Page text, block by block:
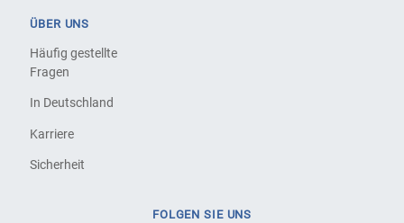
ÜBER UNS
Häufig gestellte
Fragen
In Deutschland
Karriere
Sicherheit
FOLGEN SIE UNS